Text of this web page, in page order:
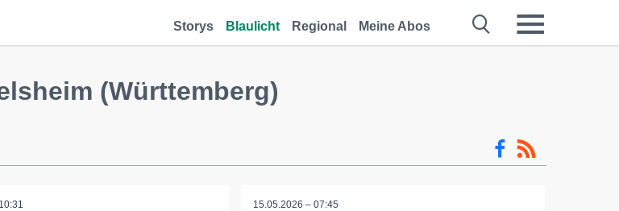
Storys Blaulicht Regional Meine Abos
(Württemberg)
15.05.2026 – 07:45